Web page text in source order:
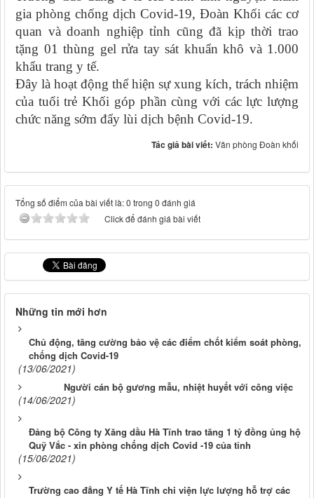
gia phòng chống dịch Covid-19, Đoàn Khối các cơ
quan và doanh nghiệp tỉnh cũng đã kịp thời trao
tặng 01 thùng gel rửa tay sát khuẩn khô và 1.000
khẩu trang y tế.
Đây là hoạt động thể hiện sự xung kích, trách nhiệm
của tuổi trẻ Khối góp phần cùng với các lực lượng
chức năng sớm đẩy lùi dịch bệnh Covid-19.
Tác giả bài viết: Văn phòng Đoàn khối
Tổng số điểm của bài viết là: 0 trong 0 đánh giá
Click để đánh giá bài viết
Những tin mới hơn
Chủ động, tăng cường bảo vệ các điểm chốt kiểm soát phòng,
chống dịch Covid-19
(13/06/2021)
Người cán bộ gương mẫu, nhiệt huyết với công việc
(14/06/2021)
Đảng bộ Công ty Xăng dầu Hà Tĩnh trao tăng 1 tỷ đồng ủng hộ
Quỹ Vắc - xin phòng chống dịch Covid -19 của tỉnh
(15/06/2021)
Trường cao đẳng Y tế Hà Tĩnh chi viện lực lượng hỗ trợ các